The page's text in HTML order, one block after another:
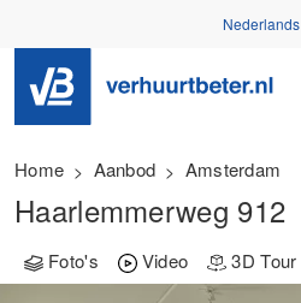
Nederlands
Home Aanbod Amsterdam
Haarlemmerweg 912
Foto's Video 3D Tour